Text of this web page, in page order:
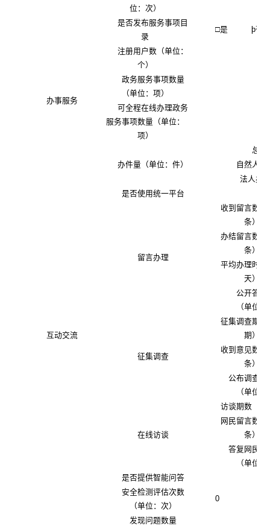
位：次）
办事服务
是否发布服务事项目
录
□是 þ否
注册用户数（单位：
个）
政务服务事项数量
（单位：项）
可全程在线办理政务
服务事项数量（单位：
项）
办件量（单位：件）
总数
自然人办
法人办
互动交流
是否使用统一平台
留言办理
收到留言数量
条）
办结留言数量
条）
平均办理时间
天）
公开答复
（单位
征集调查
征集调查期数
期）
收到意见数量
条）
公布调查结
（单位
在线访谈
访谈期数（单
网民留言数量
条）
答复网民提
（单位
是否提供智能问答
安全检测评估次数
（单位：次）
0
发现问题数量